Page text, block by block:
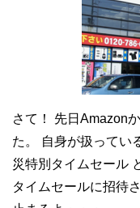
さて！ 先日Amazon
た。 自身が扱ってい
災特別タイムセール
タイムセールに招待